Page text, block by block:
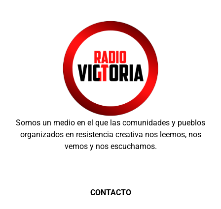
Somos un medio en el que las comunidades y pueblos
organizados en resistencia creativa nos leemos, nos
vemos y nos escuchamos.
CONTACTO